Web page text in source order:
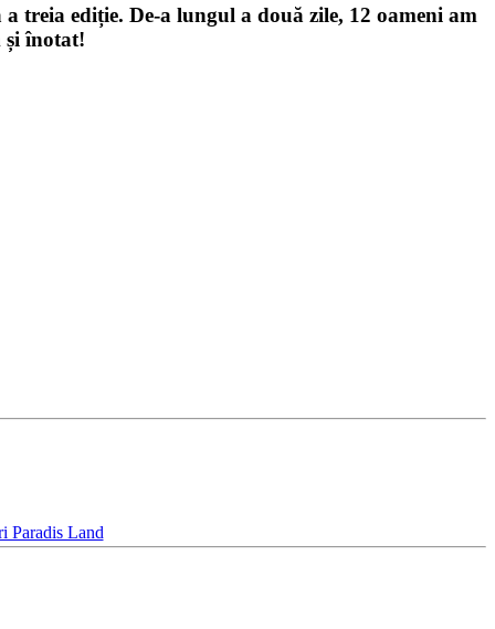
treia ediție. De-a lungul a două zile, 12 oameni am
și înotat!